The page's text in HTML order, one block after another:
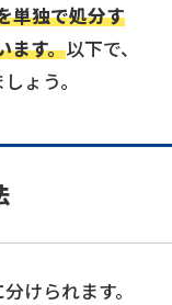
単独で処分す
ます。以下で、
ょう。
けられます。